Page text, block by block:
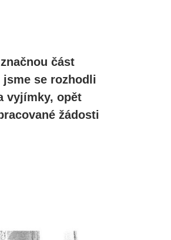
část
se rozhodli
vyjímky, opět
žádosti